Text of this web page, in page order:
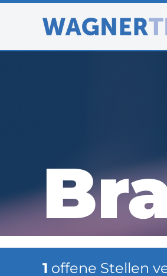
1 offene Stellen